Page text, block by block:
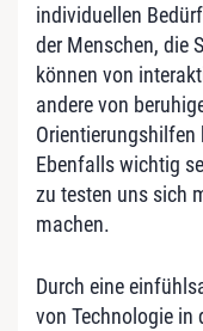
individuellen
der Menschen, die
können von
andere von
Orientierungshilfen
Ebenfalls wichtig
zu testen uns sich
machen.
Durch eine
von Technologie in